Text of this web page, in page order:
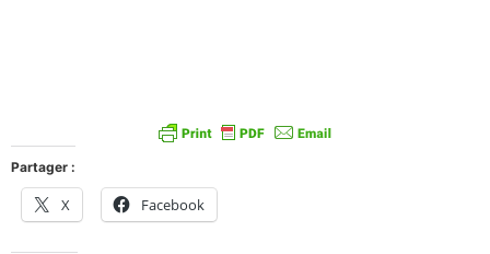
Partager :
X Facebook